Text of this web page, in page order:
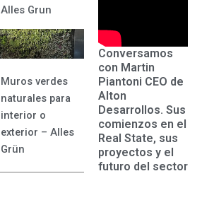
Alles Grun
Muros verdes
naturales para
interior o
exterior – Alles
Grün
Conversamos
con Martin
Piantoni CEO de
Alton
Desarrollos. Sus
comienzos en el
Real State, sus
proyectos y el
futuro del sector